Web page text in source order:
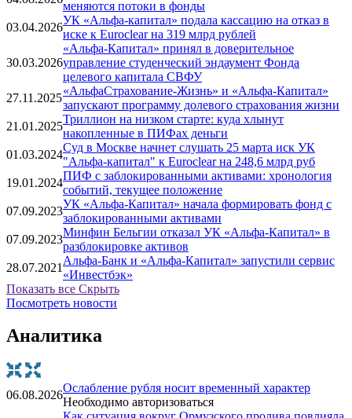
меняются потоки в фонды
03.04.2026
УК «Альфа-капитал» подала кассацию на отказ в
иске к Euroclear на 319 млрд рублей
30.03.2026
«Альфа-Капитал» принял в доверительное
управление студенческий эндаумент Фонда
целевого капитала СВФУ
27.11.2025
«АльфаСтрахование-Жизнь» и «Альфа-Капитал»
запускают программу долевого страхования жизни
21.01.2025
Триллион на низком старте: куда хлынут
накопленные в ПИФах деньги
01.03.2024
Суд в Москве начнет слушать 25 марта иск УК
"Альфа-капитал" к Euroclear на 248,6 млрд руб
19.01.2024
ПИФ с заблокированными активами: хронология
событий, текущее положение
07.09.2023
УК «Альфа-Капитал» начала формировать фонд с
заблокированными активами
07.09.2023
Минфин Бельгии отказал УК «Альфа-Капитал» в
разблокировке активов
28.07.2021
Альфа-Банк и «Альфа-Капитал» запустили сервис
«Инвестбэк»
Показать все Скрыть
Посмотреть новости
Аналитика
06.08.2026
Ослабление рубля носит временный характер
Необходимо авторизоваться